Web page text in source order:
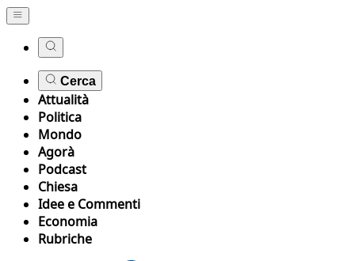
Cerca
Attualità
Politica
Mondo
Agorà
Podcast
Chiesa
Idee e Commenti
Economia
Rubriche